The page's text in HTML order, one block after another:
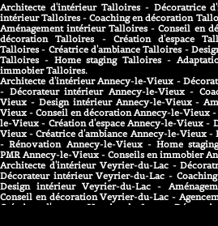
Architecte d'intérieur Talloires - Décoratrice
intérieur Talloires - Coaching en décoration
Aménagement intérieur Talloires - Conseil en
décoration Talloires - Création d'espace
Talloires - Créatrice d'ambiance Talloires -
Talloires - Home staging Talloires -
immobier Talloires.
Architecte d'intérieur Annecy-le-Vieux -
- Décorateur intérieur Annecy-le-Vieux -
Vieux - Design intérieur Annecy-le-Vieux -
Vieux - Conseil en décoration Annecy-le-Vieux
le-Vieux - Création d'espace Annecy-le-Vieux -
Vieux - Créatrice d'ambiance Annecy-le-Vieux -
- Rénovation Annecy-le-Vieux - Home
PMR Annecy-le-Vieux - Conseils en immobier
Architecte d'intérieur Veyrier-du-Lac -
Décorateur intérieur Veyrier-du-Lac -
Design intérieur Veyrier-du-Lac -
Conseil en décoration Veyrier-du-Lac -
Création d'espace Veyrier-du-Lac -